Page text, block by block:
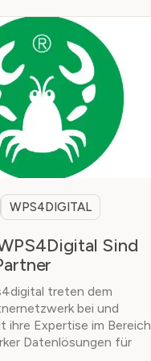
WPS4DIGITAL
Sind
treten dem
bei und
ihre Expertise im Bereich
Datenlösungen für